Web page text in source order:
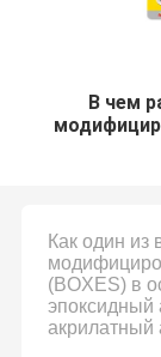
В чем
Как один из
(BOXES) в
эпоксидный
акрилатный